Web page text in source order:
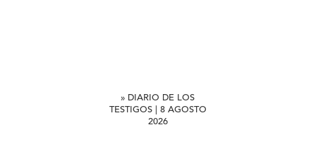
» DIARIO DE LOS
TESTIGOS | 8 AGOSTO
2026